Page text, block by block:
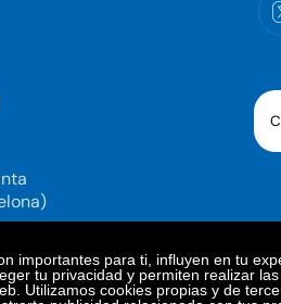
importantes para ti, influyen en tu
tu privacidad y permiten realizar
Utilizamos cookies propias y de
Bioiberica S.A.U. Todos los